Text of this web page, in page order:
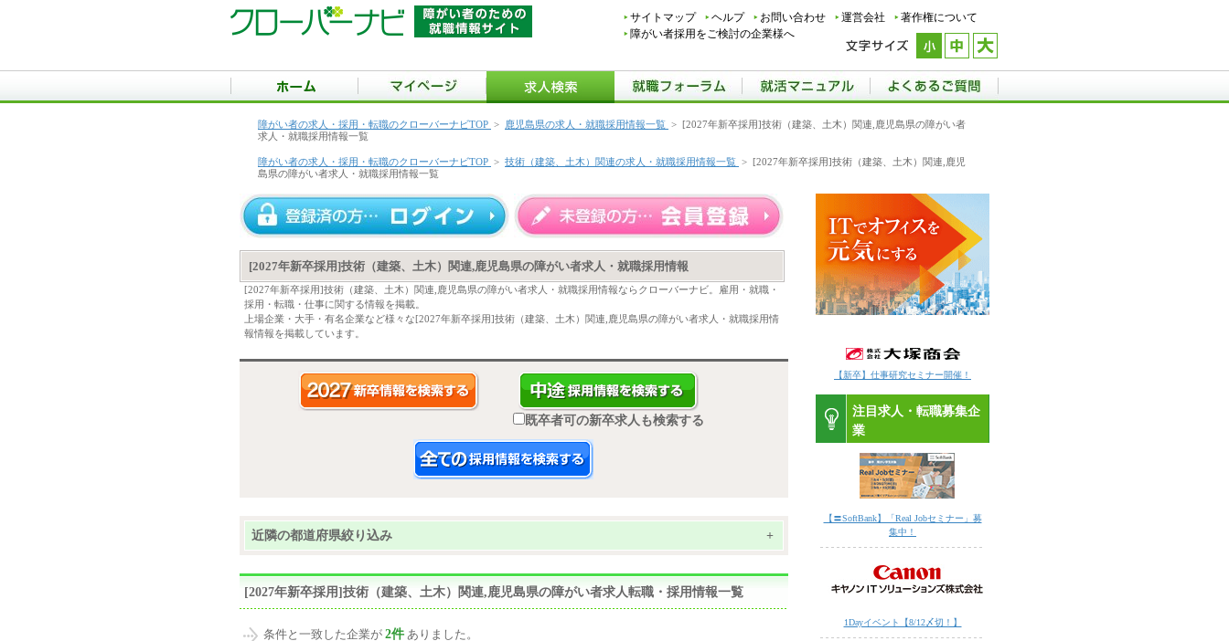
サイトマップ ヘルプ お問い合わせ 運営会社
著作権について
障がい者採用をご検討の企業様へ
障がい者の求人・採用・転職のクローバーナビTOP > 鹿児島県の求人・就職採用情報一覧 > [2027年新卒採用]技術（建築、土木）関連,鹿児島県の障がい者
求人・就職採用情報一覧
障がい者の求人・採用・転職のクローバーナビTOP > 技術（建築、土木）関連の求人・就職採用情報一覧 > [2027年新卒採用]技術（建築、土木）関連,鹿児
島県の障がい者求人・就職採用情報一覧
[2027年新卒採用]技術（建築、土木）関連,鹿児島県の障がい者求人・就職採用情報
[2027年新卒採用]技術（建築、土木）関連,鹿児島県の障がい者求人・就職採用情報ならクローバーナビ。雇用・就職・
採用・転職・仕事に関する情報を掲載。
上場企業・大手・有名企業など様々な[2027年新卒採用]技術（建築、土木）関連,鹿児島県の障がい者求人・就職採用情
報情報を掲載しています。
既卒者可の新卒求人も検索する
近隣の都道府県絞り込み +
[2027年新卒採用]技術（建築、土木）関連,鹿児島県の障がい者求人転職・採用情報一覧
条件と一致した企業が 2件 ありました。
【新卒】仕事研究セミナー開催！
注目求人・転職募集企
業
【〓SoftBank】「Real Jobセミナー」募
集中！
1Dayイベント【8/12〆切！】